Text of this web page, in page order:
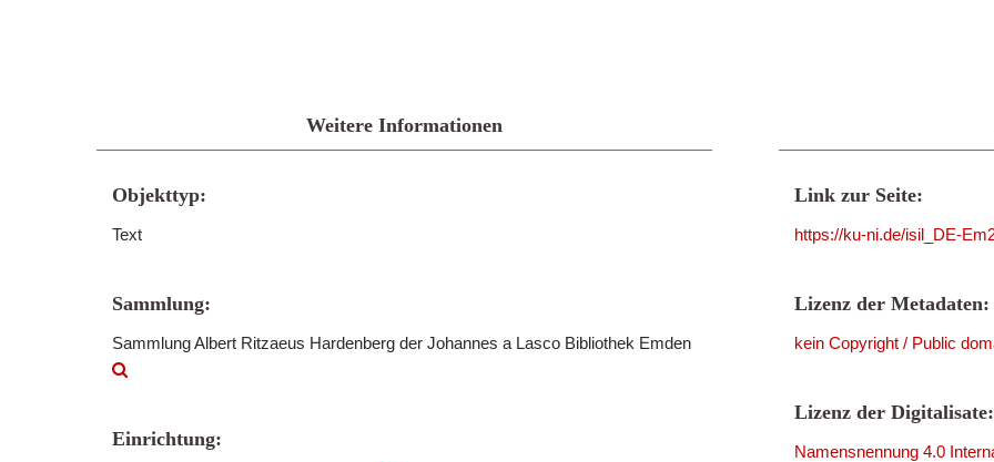
Weitere Informationen
Objekttyp:
Text
Sammlung:
Sammlung Albert Ritzaeus Hardenberg der Johannes a Lasco Bibliothek Emden
Einrichtung:
Link zur Seite:
https://ku-ni.de/isil_DE-
Lizenz der Metadaten:
kein Copyright / Public
Lizenz der Digitalisate:
Namensnennung 4.0